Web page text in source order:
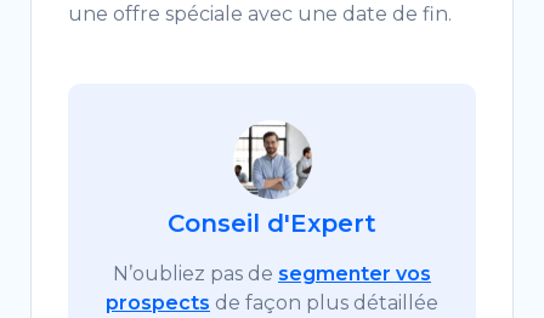
une offre spéciale avec une date de fin.
Conseil d'Expert
N’oubliez pas de segmenter vos
prospects de façon plus détaillée